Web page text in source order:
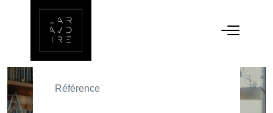
ACHETER
TEXT_SEARCH_SELECTIONNEZ